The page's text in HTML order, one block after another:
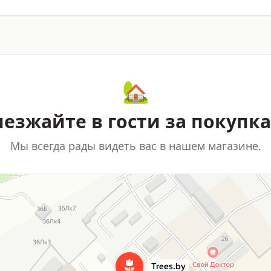
🏡
в гости за
Мы всегда рады видеть вас в нашем магазине.